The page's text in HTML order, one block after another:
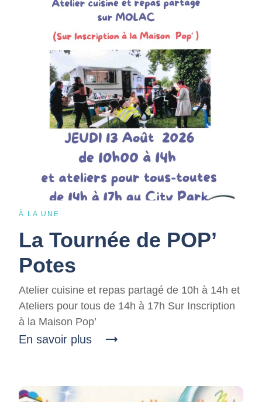
À LA UNE
La Tournée de POP’
Potes
Atelier cuisine et repas partagé de 10h à 14h et
Ateliers pour tous de 14h à 17h Sur Inscription
à la Maison Pop’
En savoir plus